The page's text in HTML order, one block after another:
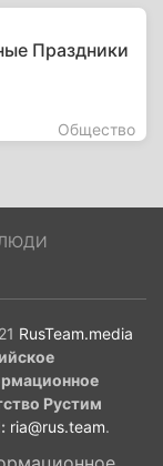
Праздники
Общество
RusTeam.media
Рустим
ria@rus.team.